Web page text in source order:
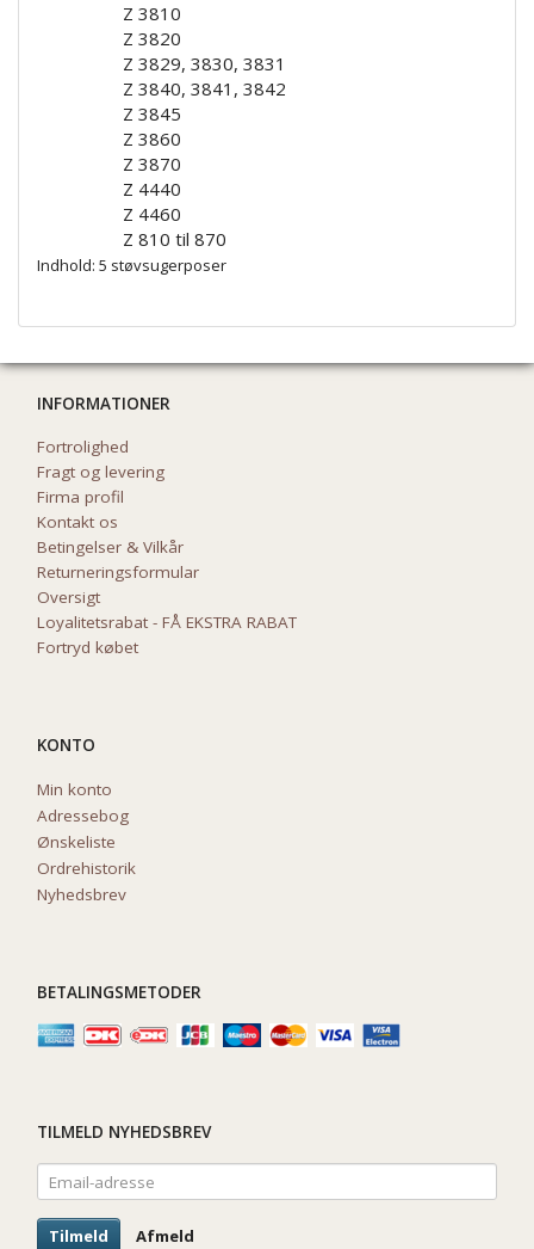
Z 3810
Z 3820
Z 3829, 3830, 3831
Z 3840, 3841, 3842
Z 3845
Z 3860
Z 3870
Z 4440
Z 4460
Z 810 til 870
Indhold: 5 støvsugerposer
INFORMATIONER
Fortrolighed
Fragt og levering
Firma profil
Kontakt os
Betingelser & Vilkår
Returneringsformular
Oversigt
Loyalitetsrabat - FÅ EKSTRA RABAT
Fortryd købet
KONTO
Min konto
Adressebog
Ønskeliste
Ordrehistorik
Nyhedsbrev
BETALINGSMETODER
TILMELD NYHEDSBREV
Email-
adresse
Tilmeld
Afmeld